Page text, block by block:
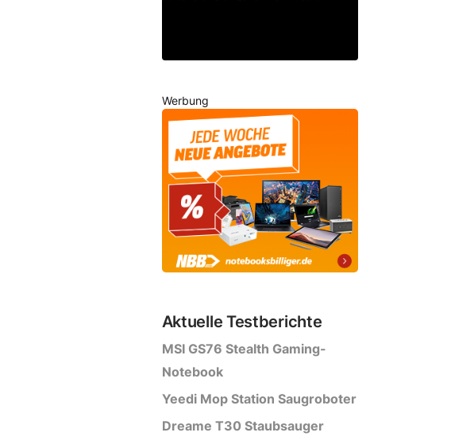
Werbung
Aktuelle Testberichte
MSI GS76 Stealth Gaming-
Notebook
Yeedi Mop Station Saugroboter
Dreame T30 Staubsauger